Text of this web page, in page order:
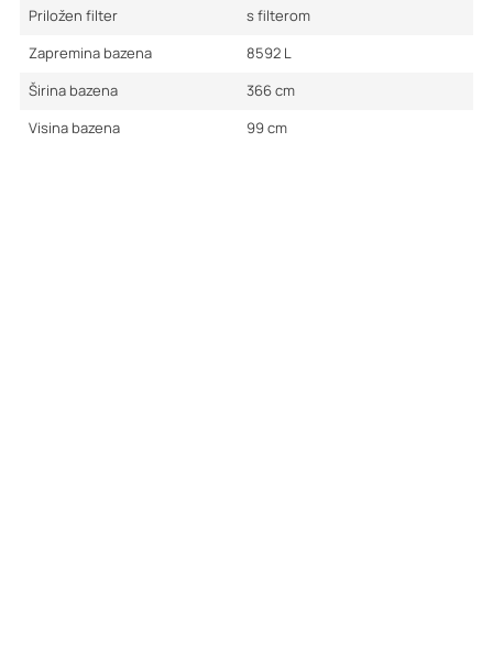
Priložen filter
s filterom
Zapremina bazena
8592 L
Širina bazena
366cm
Visina bazena
99cm